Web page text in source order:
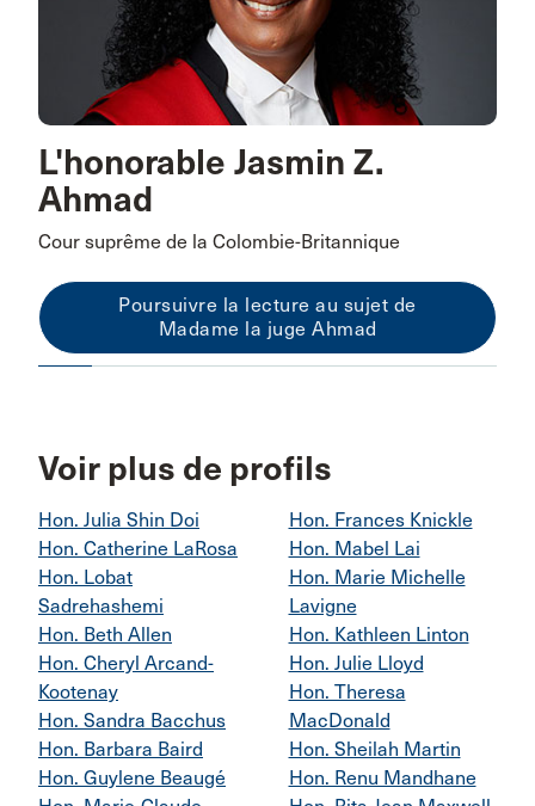
L'honorable Jasmin Z.
Ahmad
Cour suprême de la Colombie-Britannique
Poursuivre la lecture au sujet de
Madame la juge Ahmad
Voir plus de profils
Hon. Julia Shin Doi
Hon. Catherine LaRosa
Hon. Lobat
Sadrehashemi
Hon. Beth Allen
Hon. Cheryl Arcand-
Kootenay
Hon. Sandra Bacchus
Hon. Barbara Baird
Hon. Guylene Beaugé
Hon. Frances Knickle
Hon. Mabel Lai
Hon. Marie Michelle
Lavigne
Hon. Kathleen Linton
Hon. Julie Lloyd
Hon. Theresa
MacDonald
Hon. Sheilah Martin
Hon. Renu Mandhane